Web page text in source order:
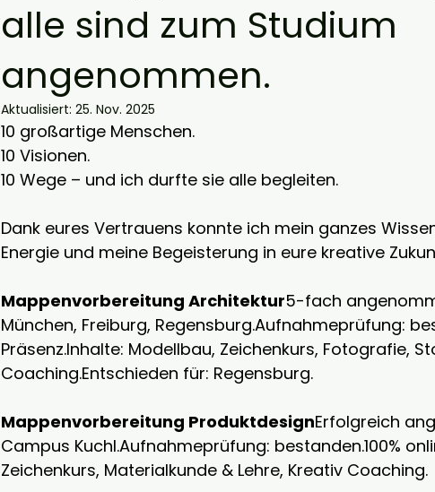
alle sind zum Studium
angenommen.
Aktualisiert: 25. Nov. 2025
10 großartige Menschen.
10 Visionen.
10 Wege – und ich durfte sie alle begleiten.
Dank eures Vertrauens konnte ich mein ganzes
Energie und meine Begeisterung in eure kreative
Mappenvorbereitung Architektur5-fach
München, Freiburg, Regensburg.Aufnahmeprüfung:
Präsenz.Inhalte: Modellbau, Zeichenkurs, Fotografie,
Coaching.Entschieden für: Regensburg.
Mappenvorbereitung ProduktdesignErfolgreich
Campus Kuchl.Aufnahmeprüfung: bestanden.100%
Zeichenkurs, Materialkunde & Lehre, Kreativ Coaching.